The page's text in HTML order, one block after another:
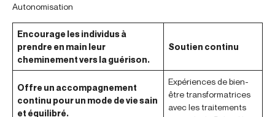
Autonomisation
Encourage les individus à
prendre en main leur
cheminement vers la guérison.
Soutien continu
Offre un accompagnement
continu pour un mode de vie sain
et équilibré.
Expériences de bien-
être transformatrices
avec les traitements